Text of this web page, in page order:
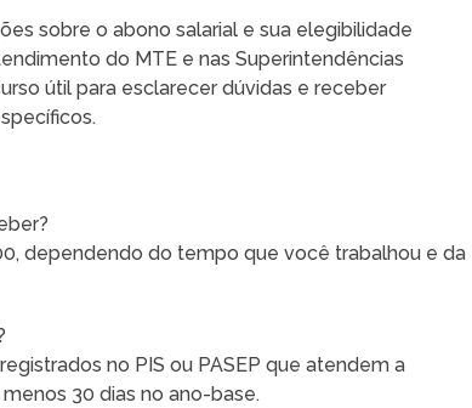
sobre o abono salarial e sua elegibilidade
do MTE e nas Superintendências
útil para esclarecer dúvidas e receber
dependendo do tempo que você trabalhou e da
no PIS ou PASEP que atendem a
30 dias no ano-base.